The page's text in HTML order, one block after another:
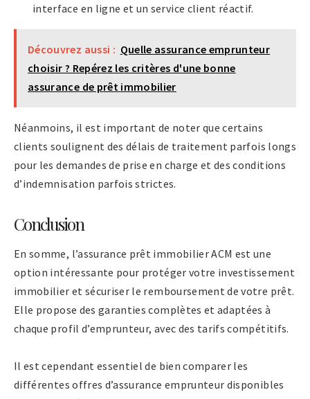
interface en ligne et un service client réactif.
Découvrez aussi : Quelle assurance emprunteur
choisir ? Repérez les critères d'une bonne
assurance de prêt immobilier
Néanmoins, il est important de noter que certains
clients soulignent des délais de traitement parfois longs
pour les demandes de prise en charge et des conditions
d’indemnisation parfois strictes.
Conclusion
En somme, l’assurance prêt immobilier ACM est une
option intéressante pour protéger votre investissement
immobilier et sécuriser le remboursement de votre prêt.
Elle propose des garanties complètes et adaptées à
chaque profil d’emprunteur, avec des tarifs compétitifs.
Il est cependant essentiel de bien comparer les
différentes offres d’assurance emprunteur disponibles